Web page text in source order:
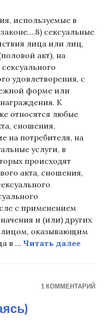
используемые в
сексуальные
лица или лиц,
акт), на
удовлетворения, с
форме или
К
относятся любые
сношения,
на потребителя, на
услуги, в
происходят
акта, сношения,
с применением
и (или) других
лицом, оказывающим
в … Читать далее
1 КОММЕНТАРИЙ